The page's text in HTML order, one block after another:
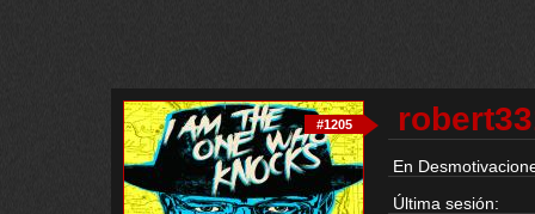
#1205
En
Última sesión: